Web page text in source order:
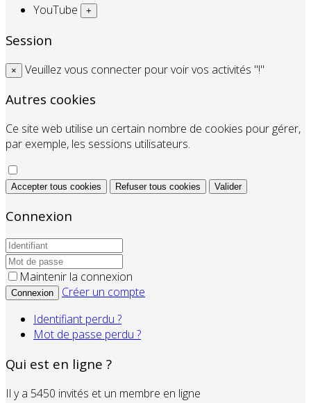
YouTube +
Session
× Veuillez vous connecter pour voir vos activités "!"
Autres cookies
Ce site web utilise un certain nombre de cookies pour gérer,
par exemple, les sessions utilisateurs.
Accepter tous cookies Refuser tous cookies Valider
Connexion
Maintenir la connexion
Connexion
Créer un compte
Identifiant perdu ?
Mot de passe perdu ?
Qui est en ligne ?
Il y a 5450 invités et un membre en ligne